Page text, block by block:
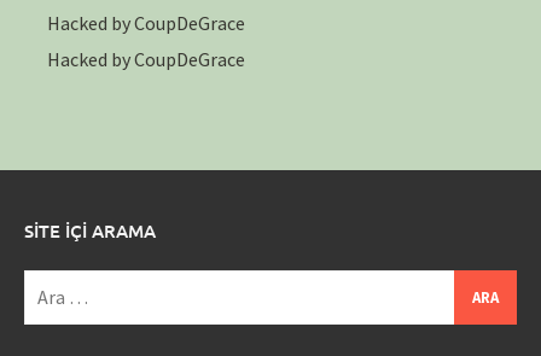
Hacked by CoupDeGrace
Hacked by CoupDeGrace
SİTE İÇİ ARAMA